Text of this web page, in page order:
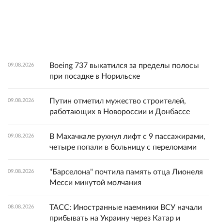
09.08.2026
Boeing 737 выкатился за пределы полосы
при посадке в Норильске
09.08.2026
Путин отметил мужество строителей,
работающих в Новороссии и Донбассе
09.08.2026
В Махачкале рухнул лифт с 9 пассажирами,
четыре попали в больницу с переломами
09.08.2026
"Барселона" почтила память отца Лионеля
Месси минутой молчания
08.08.2026
ТАСС: Иностранные наемники ВСУ начали
прибывать на Украину через Катар и